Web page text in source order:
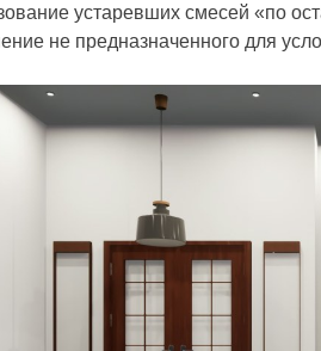
устаревших смесей «по
не предназначенного для